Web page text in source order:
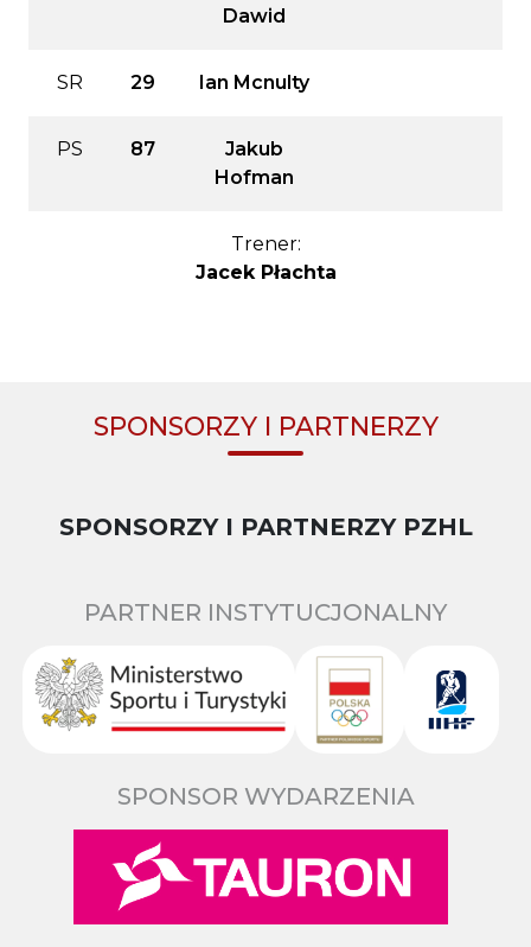
Dawid
SR 29 Ian Mcnulty
PS 87
Jakub
Hofman
Trener:
Jacek Płachta
SPONSORZY I PARTNERZY
SPONSORZY I PARTNERZY PZHL
PARTNER INSTYTUCJONALNY
SPONSOR WYDARZENIA